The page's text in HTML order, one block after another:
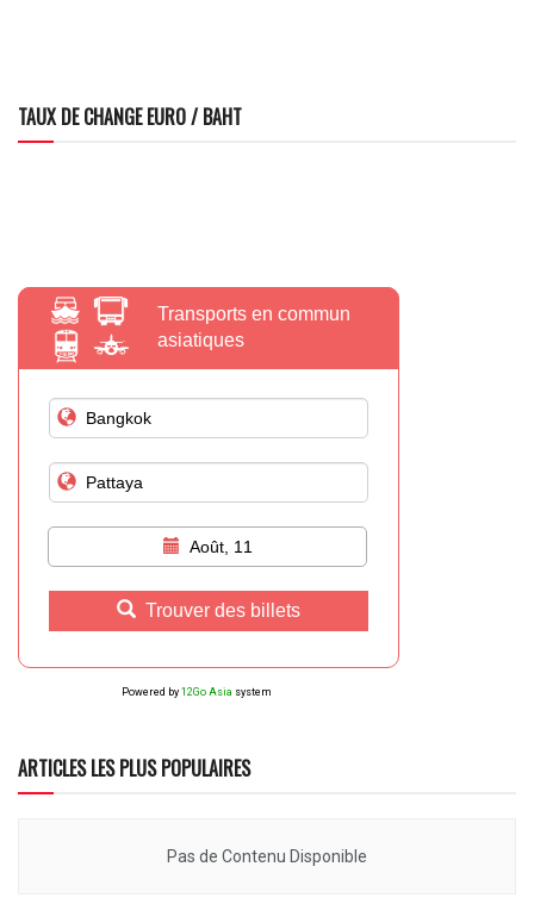
TAUX DE CHANGE EURO / BAHT
Transports en commun
asiatiques
Août, 11
Trouver des billets
Powered by 12Go Asia system
ARTICLES LES PLUS POPULAIRES
Pas de Contenu Disponible